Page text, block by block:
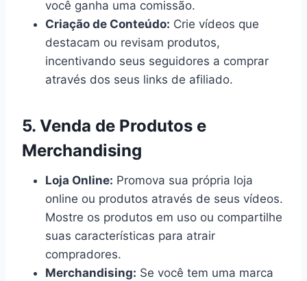
você ganha uma comissão.
Criação de Conteúdo: Crie vídeos que
destacam ou revisam produtos,
incentivando seus seguidores a comprar
através dos seus links de afiliado.
5. Venda de Produtos e
Merchandising
Loja Online: Promova sua própria loja
online ou produtos através de seus vídeos.
Mostre os produtos em uso ou compartilhe
suas características para atrair
compradores.
Merchandising: Se você tem uma marca